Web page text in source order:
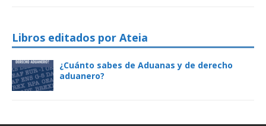
Libros editados por Ateia
¿Cuánto sabes de Aduanas y de derecho
aduanero?